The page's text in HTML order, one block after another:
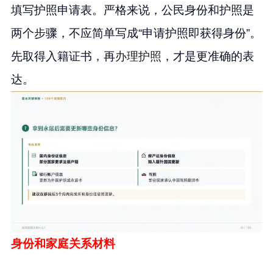
填写护照申请表。严格来说，公民身份和护照是
两个步骤，不应简单写成“申请护照即获得身份”。
先取得入籍证书，再办理护照 ，才是更准确的表
达。
身份和家庭关系材料